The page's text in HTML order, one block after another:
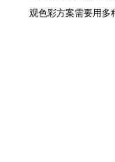
观色彩方案需要用多